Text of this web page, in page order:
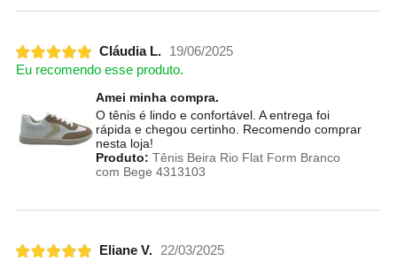
Cláudia L.
19/06/2025
Eu recomendo esse produto.
Amei minha compra.
O tênis é lindo e confortável. A entrega foi
rápida e chegou certinho. Recomendo comprar
nesta loja!
Produto: Tênis Beira Rio Flat Form Branco
com Bege 4313103
Eliane V.
22/03/2025